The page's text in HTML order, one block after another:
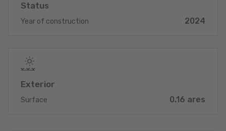
Status
Year of construction 2024
Exterior
Surface 0.16 ares